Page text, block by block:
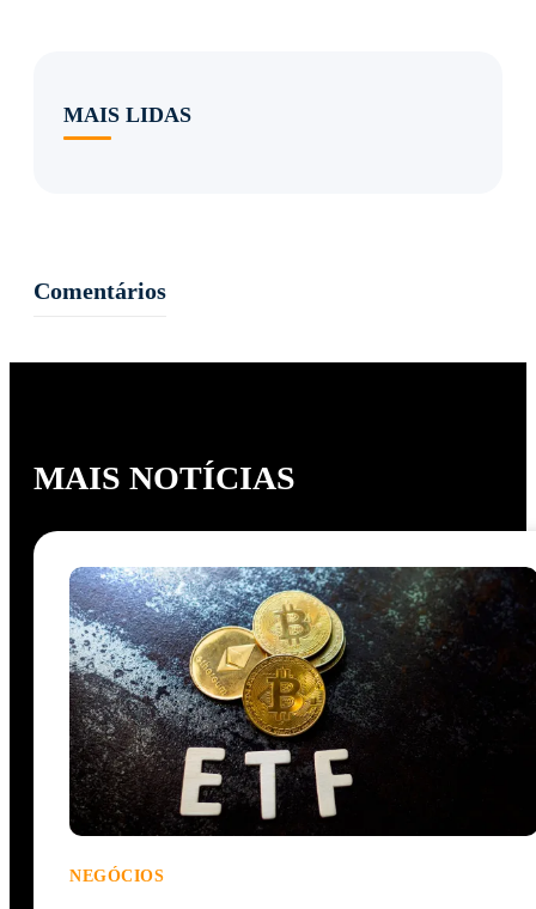
MAIS LIDAS
Comentários
MAIS NOTÍCIAS
NEGÓCIOS